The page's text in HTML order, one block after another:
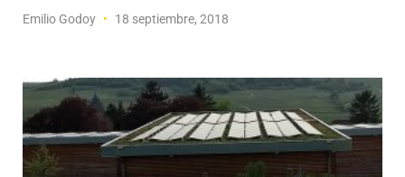
Emilio Godoy 18 septiembre, 2018